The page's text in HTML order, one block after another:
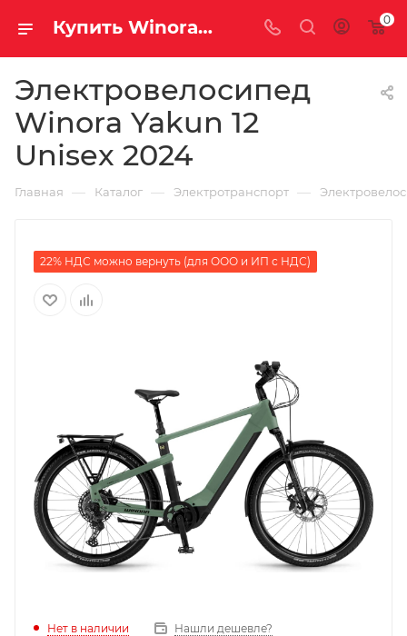
Купить Winora Yakun 12 Unisex 2024 за рублей, а со скидкой 0
Электровелосипед
Winora Yakun 12
Unisex 2024
Главная — Каталог — Электротранспорт —
22% НДС можно вернуть (для ООО и ИП с НДС)
Нет в наличии Нашли дешевле?